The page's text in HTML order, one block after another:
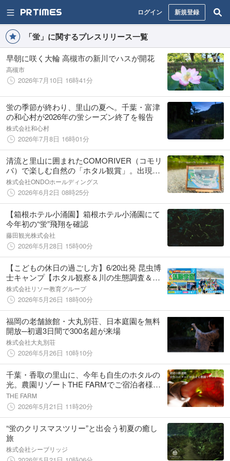
ログイン 新規登録
「蛍」に関するプレスリリース一覧
早朝に咲く大輪 高槻市の新川でハスが開花
高槻市
2026年7月10日 16時41分
蛍の季節が終わり、里山の夏へ。千葉・富津
の和心村が2026年の蛍シーズン終了を報告
株式会社和心村
2026年7月8日 16時01分
清流と里山に囲まれたCOMORIVER（コモリ
バ）で楽しむ自然の「ホタル観賞」。出現場
所を示すホタルマップの共有で、観賞チャン
スアップ
株式会社ONDOホールディングス
2026年6月2日 08時25分
【箱根ホテル小涌園】箱根ホテル小涌園にて
今年初の“蛍”飛翔を確認
藤田観光株式会社
2026年5月28日 15時00分
【こどもの休日の過ごし方】6/20出発 昆虫博
士キャンプ【ホタル観察＆川の生態調査＆昆
虫標本】
株式会社リソー教育グループ
2026年5月26日 18時00分
福岡の老舗旅館・大丸別荘、日本庭園を無料
開放─初週3日間で300名超が来場
株式会社大丸別荘
2026年5月26日 10時10分
千葉・香取の里山に、今年も自生のホタルの
光。農園リゾートTHE FARMでご宿泊者様限
定のホタル観賞体験を実施
THE FARM
2026年5月21日 11時20分
“蛍のクリスマスツリー”と出会う初夏の癒し
旅
株式会社シーブリッジ